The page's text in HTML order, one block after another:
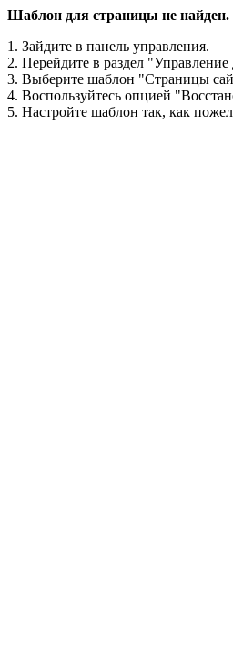
Шаблон для страницы не найден.
1. Зайдите в панель управления.
2. Перейдите в раздел
3. Выберите шаблон "Страницы
4. Воспользуйтесь опцией
5. Настройте шаблон так, как